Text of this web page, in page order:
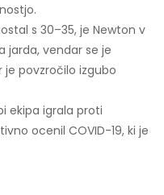
s 30–35, je Newton v
jarda, vendar se je
je povzročilo izgubo
ekipa igrala proti
ocenil COVID-19, ki je